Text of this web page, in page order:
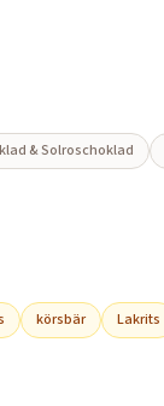
& Solroschoklad
körsbär Lakrits